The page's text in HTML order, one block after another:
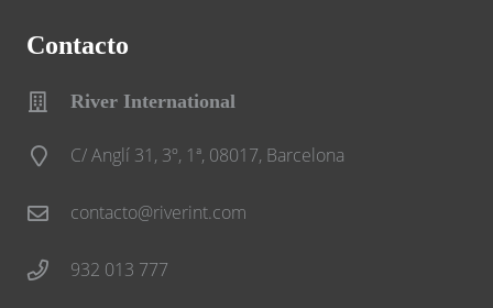
Contacto
River International
C/ Anglí 31, 3º, 1ª, 08017, Barcelona
contacto@riverint.com
932 013 777